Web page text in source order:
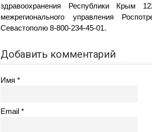
здравоохранения Республики Крым
межрегионального управления
Севастополю 8-800-234-45-01.
Добавить комментарий
Имя
Email